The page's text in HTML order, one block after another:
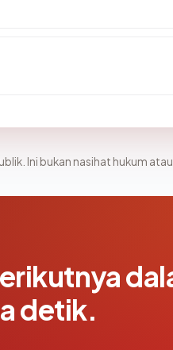
Ini bukan nasihat hukum atau
detik.